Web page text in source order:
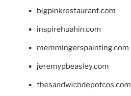
bigpinkrestaurant.com
inspirehuahin.com
memmingerspainting.com
jeremypbeasley.com
thesandwichdepotcos.com